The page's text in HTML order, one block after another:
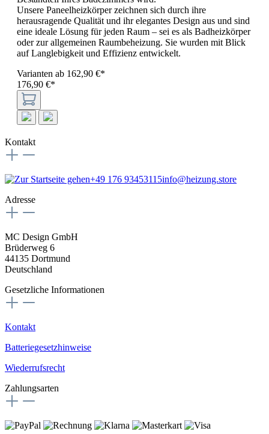
Unsere Paneelheizkörper zeichnen sich durch ihre
herausragende Qualität und ihr elegantes Design aus und sind
eine ideale Lösung für jeden Raum – sei es als Badheizkörper
oder zur allgemeinen Raumbeheizung. Sie wurden mit Blick
auf Langlebigkeit und Effizienz entwickelt.
Varianten ab 162,90 €*
176,90 €*
Kontakt
+49 176 93453115info@heizung.store
Adresse
MC Design GmbH
Brüderweg 6
44135 Dortmund
Deutschland
Gesetzliche Informationen
Kontakt
Batteriegesetzhinweise
Wiederrufsrecht
Zahlungsarten